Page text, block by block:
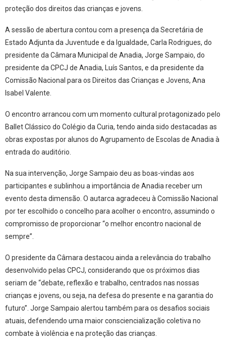
proteção dos direitos das crianças e jovens.
A sessão de abertura contou com a presença da Secretária de
Estado Adjunta da Juventude e da Igualdade, Carla Rodrigues, do
presidente da Câmara Municipal de Anadia, Jorge Sampaio, do
presidente da CPCJ de Anadia, Luís Santos, e da presidente da
Comissão Nacional para os Direitos das Crianças e Jovens, Ana
Isabel Valente.
O encontro arrancou com um momento cultural protagonizado pelo
Ballet Clássico do Colégio da Curia, tendo ainda sido destacadas as
obras expostas por alunos do Agrupamento de Escolas de Anadia à
entrada do auditório.
Na sua intervenção, Jorge Sampaio deu as boas-vindas aos
participantes e sublinhou a importância de Anadia receber um
evento desta dimensão. O autarca agradeceu à Comissão Nacional
por ter escolhido o concelho para acolher o encontro, assumindo o
compromisso de proporcionar “o melhor encontro nacional de
sempre”.
O presidente da Câmara destacou ainda a relevância do trabalho
desenvolvido pelas CPCJ, considerando que os próximos dias
seriam de “debate, reflexão e trabalho, centrados nas nossas
crianças e jovens, ou seja, na defesa do presente e na garantia do
futuro”. Jorge Sampaio alertou também para os desafios sociais
atuais, defendendo uma maior consciencialização coletiva no
combate à violência e na proteção das crianças.